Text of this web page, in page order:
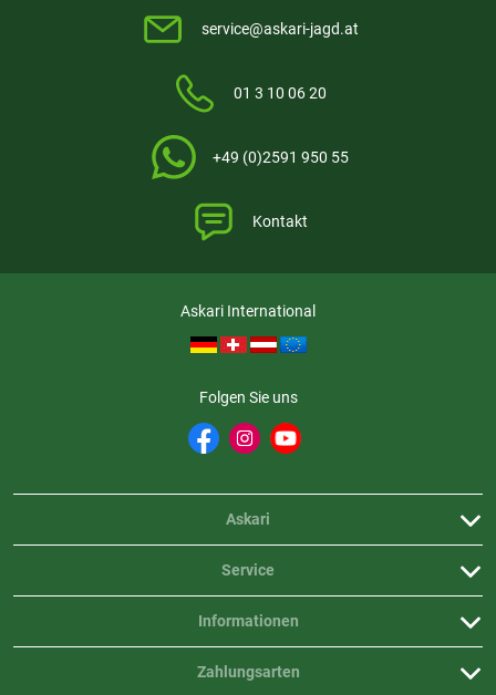
service@askari-jagd.at
01 3 10 06 20
+49 (0)2591 950 55
Kontakt
Askari International
Folgen Sie uns
Askari
Service
Informationen
Zahlungsarten